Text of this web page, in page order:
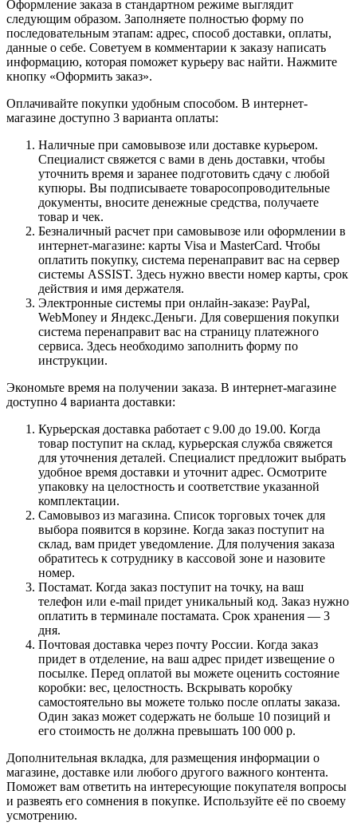
Оформление заказа в стандартном режиме выглядит
следующим образом. Заполняете полностью форму по
последовательным этапам: адрес, способ доставки, оплаты,
данные о себе. Советуем в комментарии к заказу написать
информацию, которая поможет курьеру вас найти. Нажмите
кнопку «Оформить заказ».
Оплачивайте покупки удобным способом. В интернет-
магазине доступно 3 варианта оплаты:
Наличные при самовывозе или доставке курьером.
Специалист свяжется с вами в день доставки, чтобы
уточнить время и заранее подготовить сдачу с любой
купюры. Вы подписываете товаросопроводительные
документы, вносите денежные средства, получаете
товар и чек.
Безналичный расчет при самовывозе или оформлении в
интернет-магазине: карты Visa и MasterCard. Чтобы
оплатить покупку, система перенаправит вас на сервер
системы ASSIST. Здесь нужно ввести номер карты, срок
действия и имя держателя.
Электронные системы при онлайн-заказе: PayPal,
WebMoney и Яндекс.Деньги. Для совершения покупки
система перенаправит вас на страницу платежного
сервиса. Здесь необходимо заполнить форму по
инструкции.
Экономьте время на получении заказа. В интернет-магазине
доступно 4 варианта доставки:
Курьерская доставка работает с 9.00 до 19.00. Когда
товар поступит на склад, курьерская служба свяжется
для уточнения деталей. Специалист предложит выбрать
удобное время доставки и уточнит адрес. Осмотрите
упаковку на целостность и соответствие указанной
комплектации.
Самовывоз из магазина. Список торговых точек для
выбора появится в корзине. Когда заказ поступит на
склад, вам придет уведомление. Для получения заказа
обратитесь к сотруднику в кассовой зоне и назовите
номер.
Постамат. Когда заказ поступит на точку, на ваш
телефон или e-mail придет уникальный код. Заказ нужно
оплатить в терминале постамата. Срок хранения — 3
дня.
Почтовая доставка через почту России. Когда заказ
придет в отделение, на ваш адрес придет извещение о
посылке. Перед оплатой вы можете оценить состояние
коробки: вес, целостность. Вскрывать коробку
самостоятельно вы можете только после оплаты заказа.
Один заказ может содержать не больше 10 позиций и
его стоимость не должна превышать 100 000 р.
Дополнительная вкладка, для размещения информации о
магазине, доставке или любого другого важного контента.
Поможет вам ответить на интересующие покупателя вопросы
и развеять его сомнения в покупке. Используйте её по своему
усмотрению.